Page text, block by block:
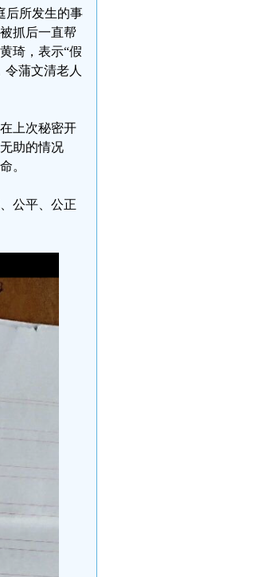
后所发生的事
抓后一直帮
琦，表示“假
蒲文清老人
上次秘密开
助的情况
。
公平、公正